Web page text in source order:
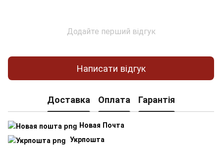
Додайте перший відгук
Написати відгук
Доставка Оплата Гарантія
Новая Почта
Укрпошта